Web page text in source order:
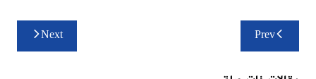
تصفّح
المقالات
Prev
Next